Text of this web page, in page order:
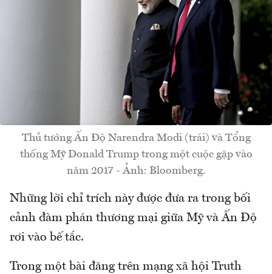
Thủ tướng Ấn Độ Narendra Modi (trái) và Tổng
thống Mỹ Donald Trump trong một cuộc gặp vào
năm 2017 - Ảnh: Bloomberg.
Những lời chỉ trích này được đưa ra trong bối
cảnh đàm phán thương mại giữa Mỹ và Ấn Độ
rơi vào bế tắc.
Trong một bài đăng trên mạng xã hội Truth